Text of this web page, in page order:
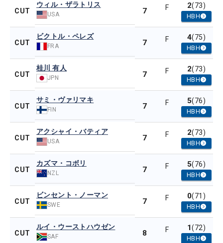
CUT
ウィル・ザラトリス
USA 7 F 2(73)
HBH
CUT
ビクトル・ペレズ
FRA 7 F 4(75)
HBH
CUT
桂川 有人
JPN 7 F 2(73)
HBH
CUT
サミ・ヴァリマキ
FIN 7 F 5(76)
HBH
CUT
アクシャイ・バティア
USA 7 F 2(73)
HBH
CUT
カズマ・コボリ
NZL 7 F 5(76)
HBH
CUT
ビンセント・ノーマン
SWE 7 F 0(71)
HBH
CUT
ルイ・ウーストハウゼン
SAF 8 F 1(72)
HBH